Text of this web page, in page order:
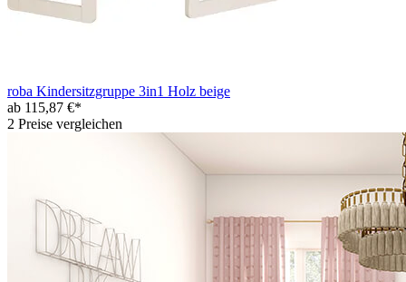
roba Kindersitzgruppe 3in1 Holz beige
ab 115,87 €*
2 Preise vergleichen